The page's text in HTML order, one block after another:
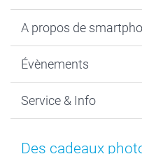
Cadeaux photo
MyNameBook
Développement photo &
Cadres photo &
A propos de
Durabilité
Gestion des cookies
Mentions Légales
Évènements
Nouvel An
Fête des Mères
Service & Info
Tarifs et frais de livraison
Des cadeaux